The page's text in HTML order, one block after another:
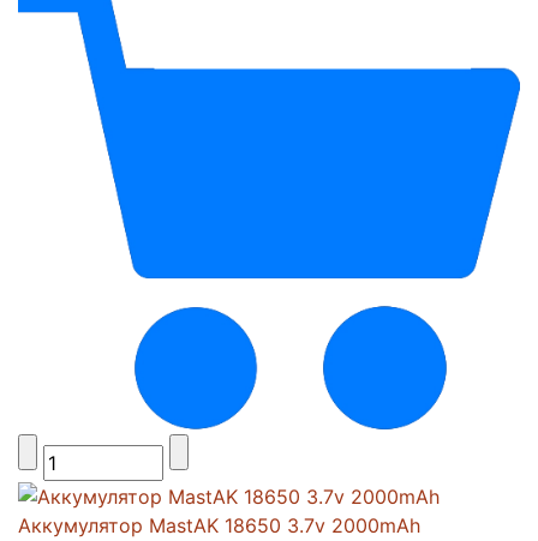
Аккумулятор MastAK 18650 3.7v 2000mAh